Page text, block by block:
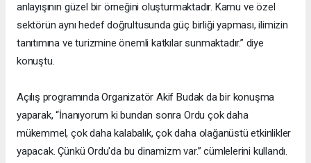
anlayışının güzel bir örneğini oluşturmaktadır. Kamu ve özel
sektörün aynı hedef doğrultusunda güç birliği yapması, ilimizin
tanıtımına ve turizmine önemli katkılar sunmaktadır.” diye
konuştu.
Açılış programında Organizatör Akif Budak da bir konuşma
yaparak, “İnanıyorum ki bundan sonra Ordu çok daha
mükemmel, çok daha kalabalık, çok daha olağanüstü etkinlikler
yapacak. Çünkü Ordu'da bu dinamizm var.” cümlelerini kullandı.